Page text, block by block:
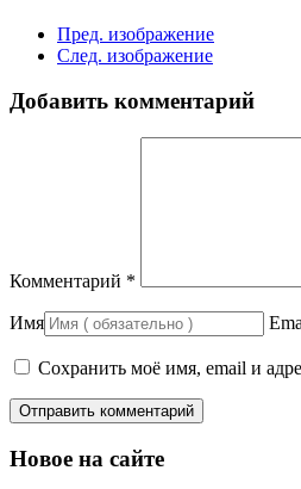
Пред. изображение
След. изображение
Добавить комментарий
Комментарий *
Имя
Сохранить моё имя, email и
Новое на сайте